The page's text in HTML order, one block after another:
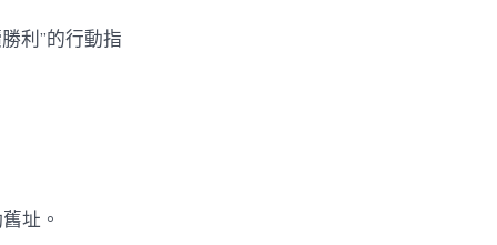
利”的行動指
址。